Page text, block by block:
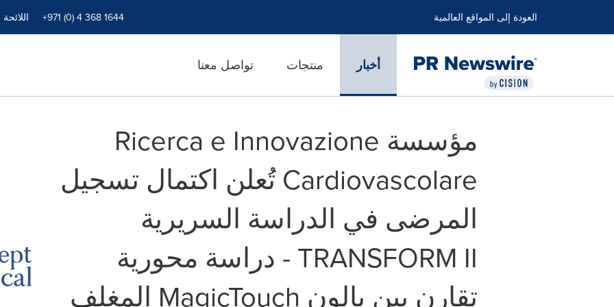
العودة إلى المواقع العالمية +971 (0) 4 368 1644
أخبار منتجات تواصل معنا
مؤسسة Ricerca e Innovazione
Cardiovascolare تُعلن اكتمال تسجيل
المرضى في الدراسة السريرية
TRANSFORM II - دراسة محورية
تقارن بين بالون MagicTouch المغلف